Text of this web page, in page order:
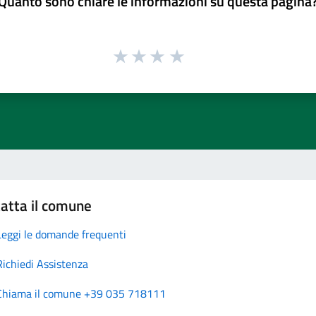
il comune
le domande frequenti
Assistenza
il comune +39 035 718111